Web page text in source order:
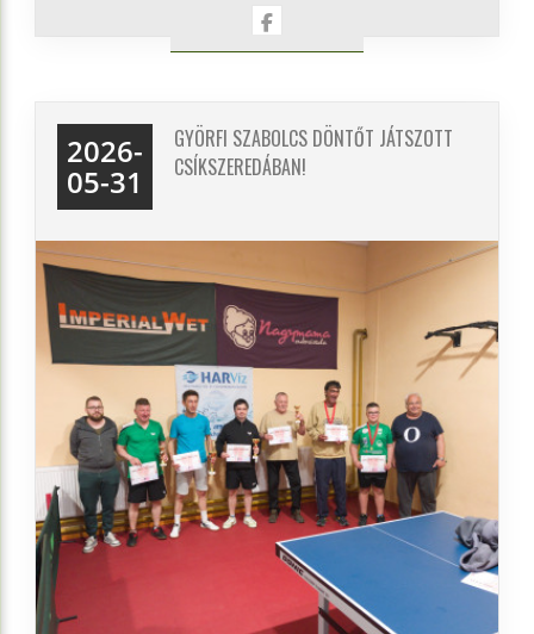
2026-
05-31
GYÖRFI SZABOLCS DÖNTŐT JÁTSZOTT
CSÍKSZEREDÁBAN!